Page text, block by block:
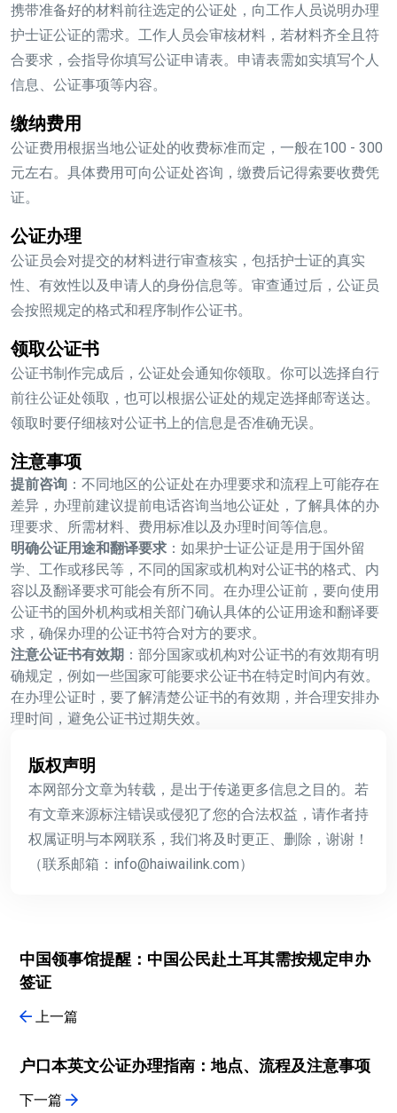
携带准备好的材料前往选定的公证处，向工作人员说明办理
护士证公证的需求。工作人员会审核材料，若材料齐全且符
合要求，会指导你填写公证申请表。申请表需如实填写个人
信息、公证事项等内容。
缴纳费用
公证费用根据当地公证处的收费标准而定，一般在100 - 300
元左右。具体费用可向公证处咨询，缴费后记得索要收费凭
证。
公证办理
公证员会对提交的材料进行审查核实，包括护士证的真实
性、有效性以及申请人的身份信息等。审查通过后，公证员
会按照规定的格式和程序制作公证书。
领取公证书
公证书制作完成后，公证处会通知你领取。你可以选择自行
前往公证处领取，也可以根据公证处的规定选择邮寄送达。
领取时要仔细核对公证书上的信息是否准确无误。
注意事项
提前咨询 ：不同地区的公证处在办理要求和流程上可能存在
差异，办理前建议提前电话咨询当地公证处，了解具体的办
理要求、所需材料、费用标准以及办理时间等信息。
明确公证用途和翻译要求 ：如果护士证公证是用于国外留
学、工作或移民等，不同的国家或机构对公证书的格式、内
容以及翻译要求可能会有所不同。在办理公证前，要向使用
公证书的国外机构或相关部门确认具体的公证用途和翻译要
求，确保办理的公证书符合对方的要求。
注意公证书有效期 ：部分国家或机构对公证书的有效期有明
确规定，例如一些国家可能要求公证书在特定时间内有效。
在办理公证时，要了解清楚公证书的有效期，并合理安排办
理时间，避免公证书过期失效。
版权声明
本网部分文章为转载，是出于传递更多信息之目的。若
有文章来源标注错误或侵犯了您的合法权益，请作者持
权属证明与本网联系，我们将及时更正、删除，谢谢！
（联系邮箱：info@haiwailink.com）
中国领事馆提醒：中国公民赴土耳其需按规定申办
签证
上一篇
户口本英文公证办理指南：地点、流程及注意事项
下一篇